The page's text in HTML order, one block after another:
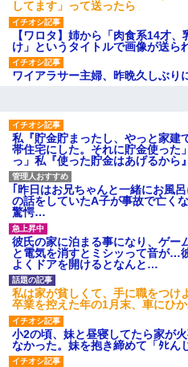
【愕然】白のクラウン俺氏、
高速道路左車線を制限速度で走
った結果wwwwwwwwwwww
百年の恋12-899 食べた量を
張り合ってくる
【悲報】佐藤輝明・・・２軍
してます」って送ったら
【ワロタ】姉から「肉食系14才
け」というタイトルで画像が送ら
ワイアラサー主婦、昨晩久しぶり
私『貯金貯まったし、やっと家建
帯住宅にした。それに貯金使った
っ」私『使った貯金はあげるか
｢昨日はお兄ちゃんと一緒にお風
の話をしていたA子が事故で亡く
驚愕…
彼氏の家に泊まる事になり、ゲー
と電気を消すとミシッって音が…
よくドアを開けるとなんと…
私は家が貧しくて、手に職をつけ
卒業を控えた年の1月末、車にひ
小2の頃、妹と昼寝してたら家が
なかった。妹を抱き締めて「ﾀﾋ